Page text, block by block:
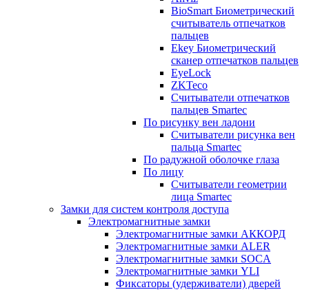
BioSmart Биометрический
считыватель отпечатков
пальцев
Ekey Биометрический
сканер отпечатков пальцев
EyeLock
ZKTeco
Считыватели отпечатков
пальцев Smartec
По рисунку вен ладони
Считыватели рисунка вен
пальца Smartec
По радужной оболочке глаза
По лицу
Считыватели геометрии
лица Smartec
Замки для систем контроля доступа
Электромагнитные замки
Электромагнитные замки АККОРД
Электромагнитные замки ALER
Электромагнитные замки SOCA
Электромагнитные замки YLI
Фиксаторы (удерживатели) дверей